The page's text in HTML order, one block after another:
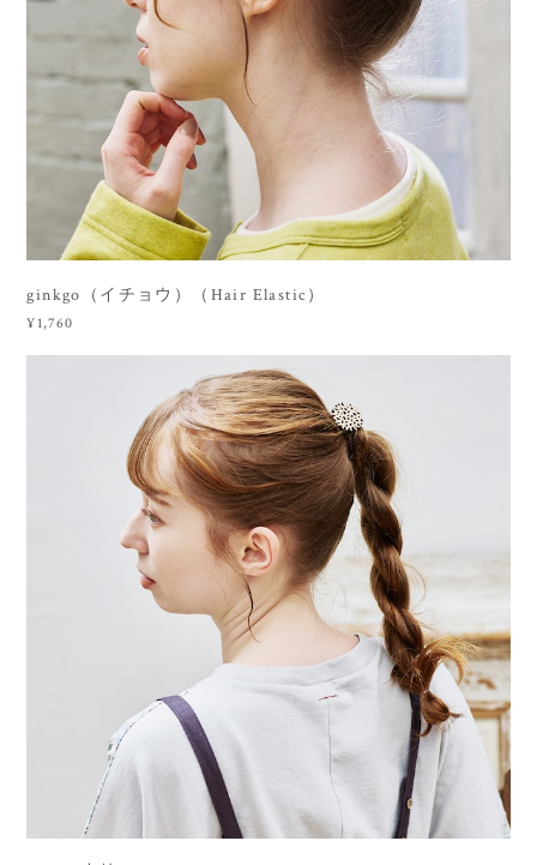
ginkgo（イチョウ）（Hair Elastic）
¥1,760